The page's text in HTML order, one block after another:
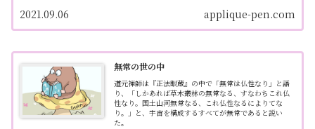
applique-pen.com
2021.09.06
無常の世の中
道元禅師は『正法眼蔵』の中で「無常は仏性なり」と語
り、「しかあれば草木叢林の無常なる、すなわちこれ仏
性なり。国土山河無常なる、これ仏性なるによりてな
り。」と、宇宙を構成するすべてが無常であると説い
た。